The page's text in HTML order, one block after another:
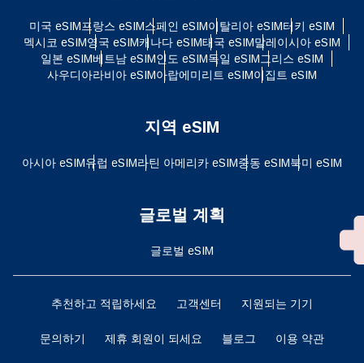
미국 eSIM프랑스 eSIM스페인 eSIM이탈리아 eSIM터키 eSIM
멕시코 eSIM영국 eSIM캐나다 eSIM태국 eSIM말레이시아 eSIM
일본 eSIM베트남 eSIM인도 eSIM독일 eSIM그리스 eSIM
사우디아라비아 eSIM아랍에미리트 eSIM이집트 eSIM
지역 eSIM
아시아 eSIM유럽 ​​eSIM라틴 아메리카 eSIM중동 eSIM북미 eSIM
글로벌 계획
글로벌 eSIM
추천하고 적립하세요 고객센터 지원되는 기기
문의하기 제휴 회원이 되세요 블로그 이용 약관